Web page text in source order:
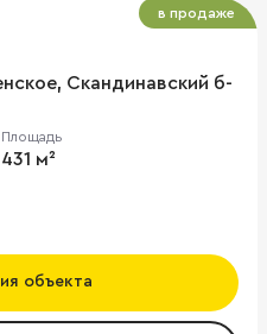
Скандинавский б-
Площадь
431 м²
объекта
в продаже